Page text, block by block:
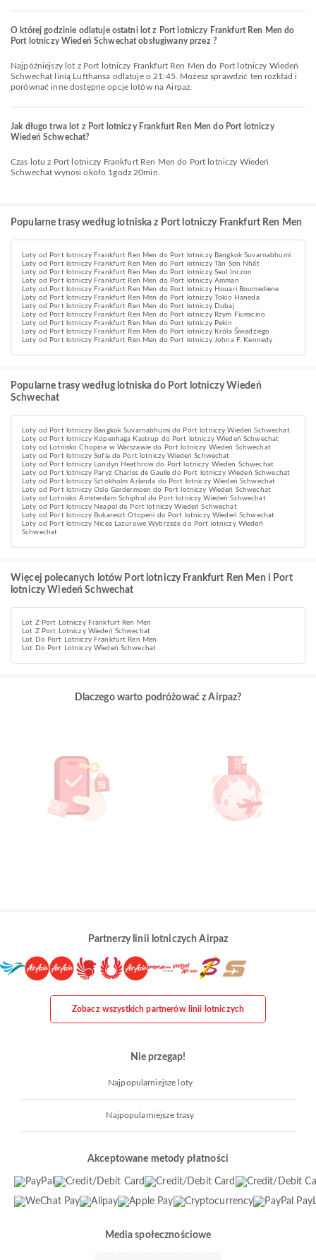
O której godzinie odlatuje ostatni lot z Port lotniczy Frankfurt Ren Men do
Port lotniczy Wiedeń Schwechat obsługiwany przez ?
Najpóźniejszy lot z Port lotniczy Frankfurt Ren Men do Port lotniczy Wiedeń
Schwechat linią Lufthansa odlatuje o 21:45. Możesz sprawdzić ten rozkład i
porównać inne dostępne opcje lotów na Airpaz.
Jak długo trwa lot z Port lotniczy Frankfurt Ren Men do Port lotniczy
Wiedeń Schwechat?
Czas lotu z Port lotniczy Frankfurt Ren Men do Port lotniczy Wiedeń
Schwechat wynosi około 1godz 20min.
Popularne trasy według lotniska z Port lotniczy Frankfurt Ren Men
Loty od Port lotniczy Frankfurt Ren Men do Port lotniczy Bangkok Suvarnabhumi
Loty od Port lotniczy Frankfurt Ren Men do Port lotniczy Tân Sơn Nhất
Loty od Port lotniczy Frankfurt Ren Men do Port lotniczy Seul Inczon
Loty od Port lotniczy Frankfurt Ren Men do Port lotniczy Amman
Loty od Port lotniczy Frankfurt Ren Men do Port lotniczy Houari Boumediene
Loty od Port lotniczy Frankfurt Ren Men do Port lotniczy Tokio Haneda
Loty od Port lotniczy Frankfurt Ren Men do Port lotniczy Dubaj
Loty od Port lotniczy Frankfurt Ren Men do Port lotniczy Rzym Fiumicino
Loty od Port lotniczy Frankfurt Ren Men do Port lotniczy Pekin
Loty od Port lotniczy Frankfurt Ren Men do Port lotniczy Króla Śiwadźiego
Loty od Port lotniczy Frankfurt Ren Men do Port lotniczy Johna F. Kennedy
Popularne trasy według lotniska do Port lotniczy Wiedeń
Schwechat
Loty od Port lotniczy Bangkok Suvarnabhumi do Port lotniczy Wiedeń Schwechat
Loty od Port lotniczy Kopenhaga Kastrup do Port lotniczy Wiedeń Schwechat
Loty od Lotnisko Chopina w Warszawie do Port lotniczy Wiedeń Schwechat
Loty od Port lotniczy Sofia do Port lotniczy Wiedeń Schwechat
Loty od Port lotniczy Londyn Heathrow do Port lotniczy Wiedeń Schwechat
Loty od Port lotniczy Paryż Charles de Gaulle do Port lotniczy Wiedeń Schwechat
Loty od Port lotniczy Sztokholm Arlanda do Port lotniczy Wiedeń Schwechat
Loty od Port lotniczy Oslo Gardermoen do Port lotniczy Wiedeń Schwechat
Loty od Lotnisko Amsterdam Schiphol do Port lotniczy Wiedeń Schwechat
Loty od Port lotniczy Neapol do Port lotniczy Wiedeń Schwechat
Loty od Port lotniczy Bukareszt Otopeni do Port lotniczy Wiedeń Schwechat
Loty od Port lotniczy Nicea Lazurowe Wybrzeże do Port lotniczy Wiedeń
Schwechat
Więcej polecanych lotów Port lotniczy Frankfurt Ren Men i Port
lotniczy Wiedeń Schwechat
Lot Z Port Lotniczy Frankfurt Ren Men
Lot Z Port Lotniczy Wiedeń Schwechat
Lot Do Port Lotniczy Frankfurt Ren Men
Lot Do Port Lotniczy Wiedeń Schwechat
Dlaczego warto podróżować z Airpaz?
Partnerzy linii lotniczych Airpaz
Zobacz wszystkich partnerów linii lotniczych
Nie przegap!
Najpopularniejsze loty
Najpopularniejsze trasy
Akceptowane metody płatności
Media społecznościowe